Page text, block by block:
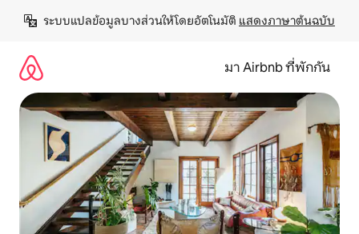
เนื้อหา
ระบบแปลข้อมูลบางส่วนให้โดยอัตโนมัติ แสดงภาษาต้นฉบับ
มา Airbnb ที่พักกัน